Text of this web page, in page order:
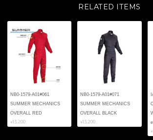
RELATED ITEMS
NB0-1579-A01#061
SUMMER MECHANICS
OVERALL RED
¥13,200
NB0-1579-A01#071
SUMMER MECHANICS
OVERALL BLACK
¥13,200